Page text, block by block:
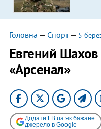
Головна — Спорт— 5
Евгений
«Арсенал»
Додати LB.ua як бажане
джерело в Google